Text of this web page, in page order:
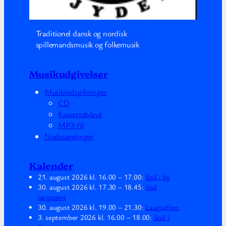
Traditionel dansk og nordisk
spillemandsmusik og folkemusik
Musikudgivelser
Musikindspilninger
CD
Kassettebånd
MP3-fil
Nodesamlinger
Kalender
21. august 2026 kl. 16.00 – 17.00: Spil i by
30. august 2026 kl. 17.30 – 18.45: Spil
langsomt
30. august 2026 kl. 19.00 – 21.30: Laugsaften
3. september 2026 kl. 16.00 – 18.00: Spil i